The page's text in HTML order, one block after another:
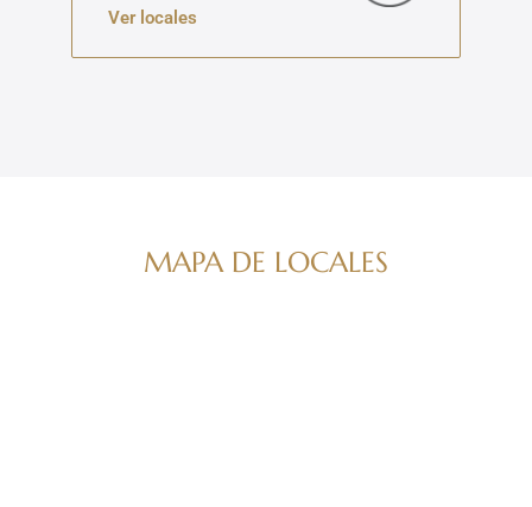
Ver locales
MAPA DE LOCALES